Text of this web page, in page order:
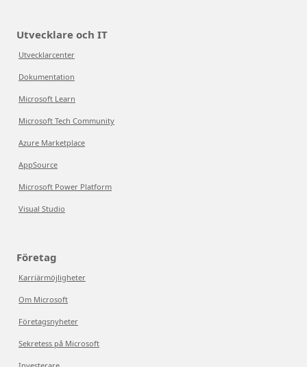
Utvecklare och IT
Utvecklarcenter
Dokumentation
Microsoft Learn
Microsoft Tech Community
Azure Marketplace
AppSource
Microsoft Power Platform
Visual Studio
Företag
Karriärmöjligheter
Om Microsoft
Företagsnyheter
Sekretess på Microsoft